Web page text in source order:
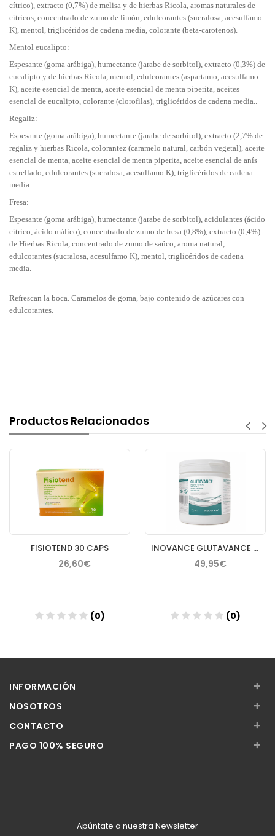
cítrico), extracto (0,7%) de melisa y de hierbas Ricola, aromas naturales de
cítricos, concentrado de zumo de limón, edulcorantes (sucralosa, acesulfamo
K), mentol, triglicéridos de cadena media, colorante (beta-carotenos).
Mentol eucalipto:
Espesante (goma arábiga), humectante (jarabe de sorbitol), extracto (0,3%) de
eucalipto y de hierbas Ricola, mentol, edulcorantes (aspartamo, acesulfamo
K), aceite esencial de menta, aceite esencial de menta piperita, aceites
esencial de eucalipto, colorante (clorofilas), triglicéridos de cadena media..
Regaliz:
Espesante (goma arábiga), humectante (jarabe de sorbitol), extracto (2,7% de
regaliz y hierbas Ricola, colorantez (caramelo natural, carbón vegetal), aceite
esencial de menta, aceite esencial de menta piperita, aceite esencial de anís
estrellado, edulcorantes (sucralosa, acesulfamo K), triglicéridos de cadena
media.
Fresa:
Espesante (goma arábiga), humectante (jarabe de sorbitol), acidulantes (ácido
cítrico, ácido málico), concentrado de zumo de fresa (0,8%), extracto (0,4%)
de Hierbas Ricola, concentrado de zumo de saúco, aroma natural,
edulcorantes (sucralosa, acesulfamo K), mentol, triglicéridos de cadena
media.
Refrescan la boca. Caramelos de goma, bajo contenido de azúcares con
edulcorantes.
Productos Relacionados
FISIOTEND 30 CAPS
26,60€
(0)
INOVANCE GLUTAVANCE 400GR
49,95€
(0)
INFORMACIÓN +
NOSOTROS +
CONTACTO +
PAGO 100% SEGURO +
Apúntate a nuestra Newsletter